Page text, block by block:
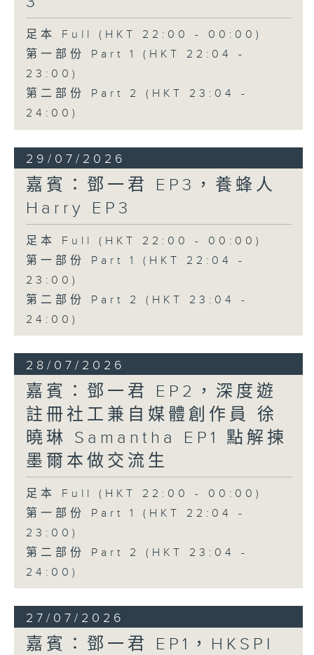
足本 Full (HKT 22:00 - 00:00)
第一部份 Part 1 (HKT 22:04 -
23:00)
第二部份 Part 2 (HKT 23:04 -
24:00)
29/07/2026
嘉賓：鄧一君 EP3，養蜂人
Harry EP3
足本 Full (HKT 22:00 - 00:00)
第一部份 Part 1 (HKT 22:04 -
23:00)
第二部份 Part 2 (HKT 23:04 -
24:00)
28/07/2026
嘉賓：鄧一君 EP2，深度遊
註冊社工兼自媒體創作員 徐
曉琳 Samantha EP1 點解揀
墨爾本做交流生
足本 Full (HKT 22:00 - 00:00)
第一部份 Part 1 (HKT 22:04 -
23:00)
第二部份 Part 2 (HKT 23:04 -
24:00)
27/07/2026
嘉賓：鄧一君 EP1，HKSPI